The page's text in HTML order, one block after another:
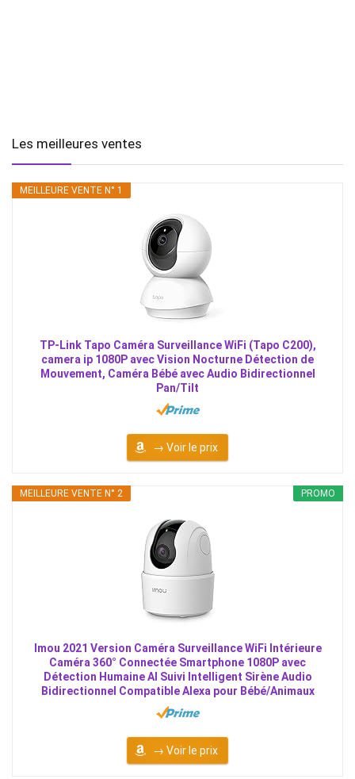
Les meilleures ventes
MEILLEURE VENTE N° 1
TP-Link Tapo Caméra Surveillance WiFi (Tapo C200),
camera ip 1080P avec Vision Nocturne Détection de
Mouvement, Caméra Bébé avec Audio Bidirectionnel
Pan/Tilt
→ Voir le prix
PROMO
MEILLEURE VENTE N° 2
Imou 2021 Version Caméra Surveillance WiFi Intérieure
Caméra 360° Connectée Smartphone 1080P avec
Détection Humaine AI Suivi Intelligent Sirène Audio
Bidirectionnel Compatible Alexa pour Bébé/Animaux
→ Voir le prix